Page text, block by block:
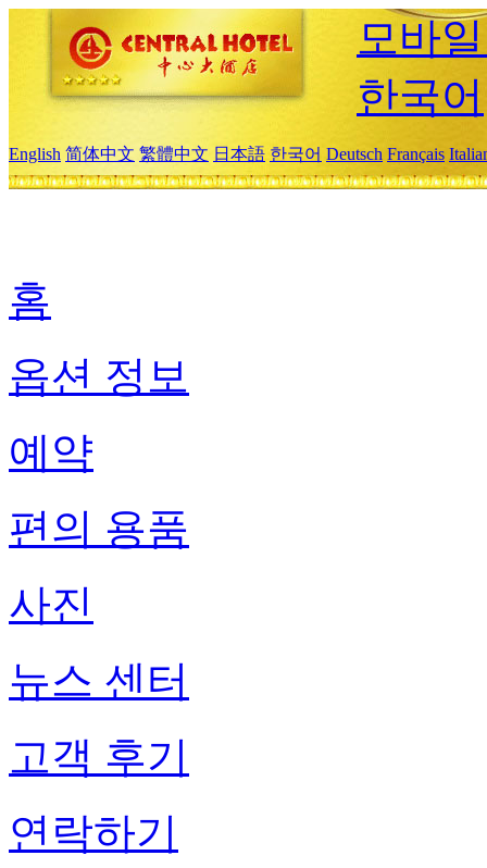
모바
한국어
English 简体中文 繁體中文 日本語 한국어 Deutsch Français
홈
옵션 정보
예약
편의 용품
사진
뉴스 센터
고객 후기
연락하기